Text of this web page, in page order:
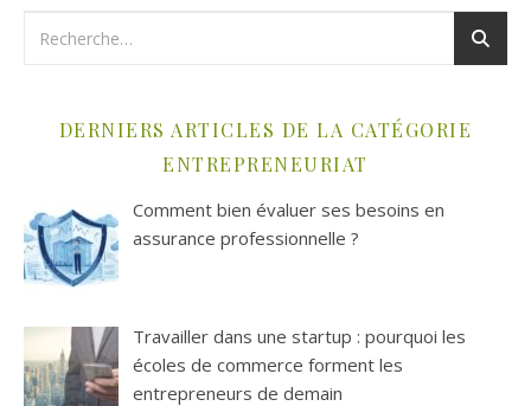
DERNIERS ARTICLES DE LA CATÉGORIE
ENTREPRENEURIAT
Comment bien évaluer ses besoins en
assurance professionnelle ?
Travailler dans une startup : pourquoi les
écoles de commerce forment les
entrepreneurs de demain